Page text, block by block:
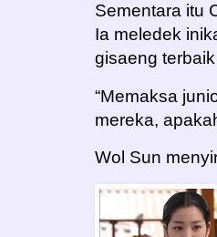
Sementara itu
Ia meledek
gisaeng
“Memaksa
mereka,
Wol Sun